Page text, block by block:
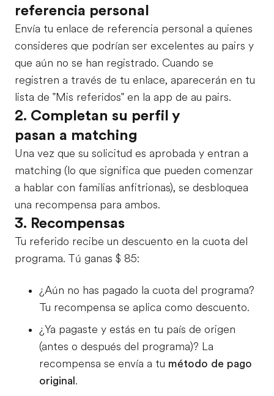
referencia personal
Envía tu enlace de referencia personal a quienes
consideres que podrían ser excelentes au pairs y
que aún no se han registrado. Cuando se
registren a través de tu enlace, aparecerán en tu
lista de "Mis referidos" en la app de au pairs.
2. Completan su perfil y
pasan a matching
Una vez que su solicitud es aprobada y entran a
matching (lo que significa que pueden comenzar
a hablar con familias anfitrionas), se desbloquea
una recompensa para ambos.
3. Recompensas
Tu referido recibe un descuento en la cuota del
programa. Tú ganas $ 85:
¿Aún no has pagado la cuota del programa?
Tu recompensa se aplica como descuento.
¿Ya pagaste y estás en tu país de origen
(antes o después del programa)? La
recompensa se envía a tu método de pago
original .